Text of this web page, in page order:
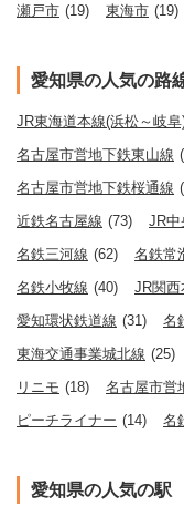
瀬戸市 (19) 東海市 (19)
愛知県の人気の路
JR東海道本線(浜松～岐阜
名古屋市営地下鉄東山線
名古屋市営地下鉄桜通線
近鉄名古屋線 (73) JR中
名鉄三河線 (62) 名鉄常
名鉄小牧線 (40) JR関西
愛知環状鉄道線 (31) 名
東海交通事業城北線 (25)
リニモ (18) 名古屋市営
ピーチライナー (14) 名
愛知県の人気の駅